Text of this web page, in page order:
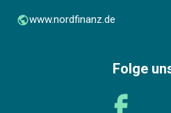
www.nordfinanz.de
Folge